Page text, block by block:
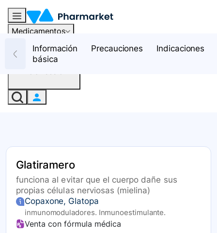
Medicamentos
RecursosInformación
básica
Precauciones Indicaciones
Glatiramero
funciona al evitar que el cuerpo dañe sus
propias células nerviosas (mielina)
Copaxone, Glatopa
inmunomoduladores. Inmunoestimulante.
Venta con fórmula médica